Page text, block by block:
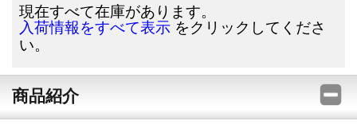
現在すべて在庫があります。
入荷情報をすべて表示 をクリックしてくださ
い。
商品紹介